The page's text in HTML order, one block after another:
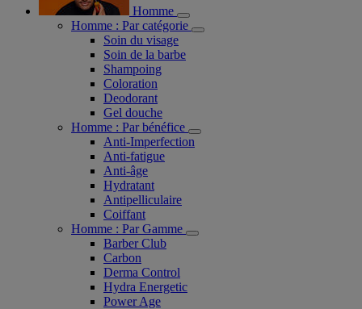
Homme
Homme : Par catégorie
Soin du visage
Soin de la barbe
Shampoing
Coloration
Deodorant
Gel douche
Homme : Par bénéfice
Anti-Imperfection
Anti-fatigue
Anti-âge
Hydratant
Antipelliculaire
Coiffant
Homme : Par Gamme
Barber Club
Carbon
Derma Control
Hydra Energetic
Power Age